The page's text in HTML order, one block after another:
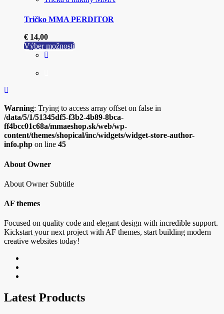
Tričko MMA PERDITOR
€ 14,00
Výber možnostíTento
môžete
vybrať
na
stránke
Warning: Trying to access array offset on false in
/data/5/1/51345df5-f3b2-4b89-8bca-
ff4bcc01c68a/mmaeshop.sk/web/wp-
content/themes/shopical/inc/widgets/widget-store-author-
info.php on line 45
About Owner
About Owner Subtitle
AF themes
Focused on quality code and elegant design with incredible support.
Kickstart your next project with AF themes, start building modern
creative websites today!
Latest Products